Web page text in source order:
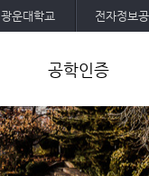
광운대학교 전자정보
공학인증
공학인증소개
공학인증내규